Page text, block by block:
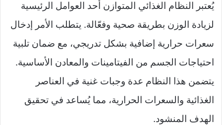
يُعتبر النظام الغذائي المتوازن أحد العوامل الرئيسية
لزيادة الوزن بطريقة صحية وفعّالة. يتطلب الأمر إدخال
سعرات حرارية إضافية بشكل تدريجي، مع ضمان تلبية
احتياجات الجسم من الفيتامينات والمعادن الأساسية.
يتضمن هذا النظام عدة وجبات غنية في العناصر
الغذائية والسعرات الحرارية، مما يُساعد في تحقيق
الهدف المنشود.